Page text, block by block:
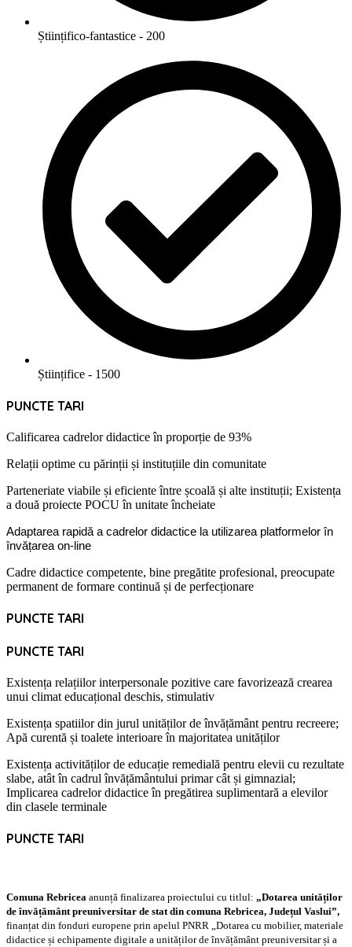
Științifico-fantastice - 200
Științifice - 1500
PUNCTE TARI
Calificarea cadrelor didactice în proporție de 93%
Relații optime cu părinții și instituțiile din comunitate
Parteneriate viabile și eficiente între școală și alte instituții; Existența
a două proiecte POCU în unitate încheiate
Adaptarea rapidă a cadrelor didactice la utilizarea platformelor în
învățarea on- line
Cadre didactice competente, bine pregătite profesional, preocupate
permanent de formare continuă și de perfecționare
PUNCTE TARI
PUNCTE TARI
Existența relațiilor interpersonale pozitive care favorizează crearea
unui climat educațional deschis, stimulativ
Existența spatiilor din jurul unităților de învățământ pentru recreere;
Apă curentă și toalete interioare în majoritatea unităților
Existența activităților de educație remedială pentru elevii cu rezultate
slabe, atât în cadrul învățământului primar cât și gimnazial;
Implicarea cadrelor didactice în pregătirea suplimentară a elevilor
din clasele terminale
PUNCTE TARI
Comuna Rebricea anunță finalizarea proiectului cu titlul: „Dotarea unităților
de învățământ preuniversitar de stat din comuna Rebricea, Județul Vaslui”,
finanțat din fonduri europene prin apelul PNRR „Dotarea cu mobilier, materiale
didactice și echipamente digitale a unităților de învățământ preuniversitar și a